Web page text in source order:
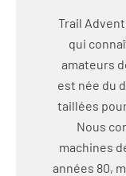
Trail
qui
amateurs
est née du
taillées
Nous
machines
années 80,